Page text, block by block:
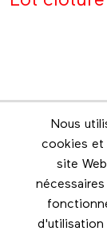
Nous
cookies et
site
d'utilisation
Footer